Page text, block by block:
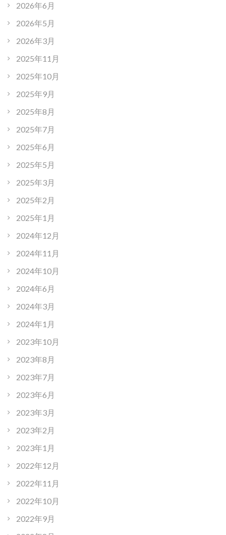
2026年6月
2026年5月
2026年3月
2025年11月
2025年10月
2025年9月
2025年8月
2025年7月
2025年6月
2025年5月
2025年3月
2025年2月
2025年1月
2024年12月
2024年11月
2024年10月
2024年6月
2024年3月
2024年1月
2023年10月
2023年8月
2023年7月
2023年6月
2023年3月
2023年2月
2023年1月
2022年12月
2022年11月
2022年10月
2022年9月